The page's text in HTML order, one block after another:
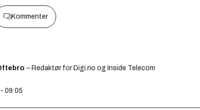
Kommenter
– Redaktør for Digi.no og Inside Telecom
09:05